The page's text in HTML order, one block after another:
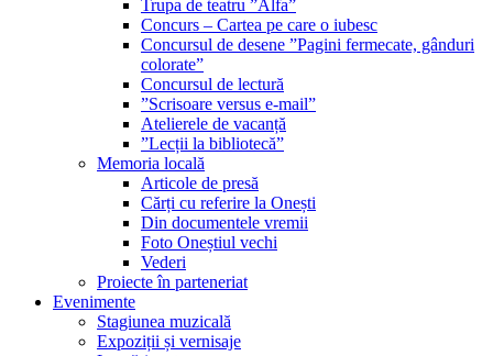
Trupa de teatru ”Alfa”
Concurs – Cartea pe care o iubesc
Concursul de desene ”Pagini fermecate, gânduri
colorate”
Concursul de lectură
”Scrisoare versus e-mail”
Atelierele de vacanță
”Lecții la bibliotecă”
Memoria locală
Articole de presă
Cărți cu referire la Onești
Din documentele vremii
Foto Oneștiul vechi
Vederi
Proiecte în parteneriat
Evenimente
Stagiunea muzicală
Expoziții și vernisaje